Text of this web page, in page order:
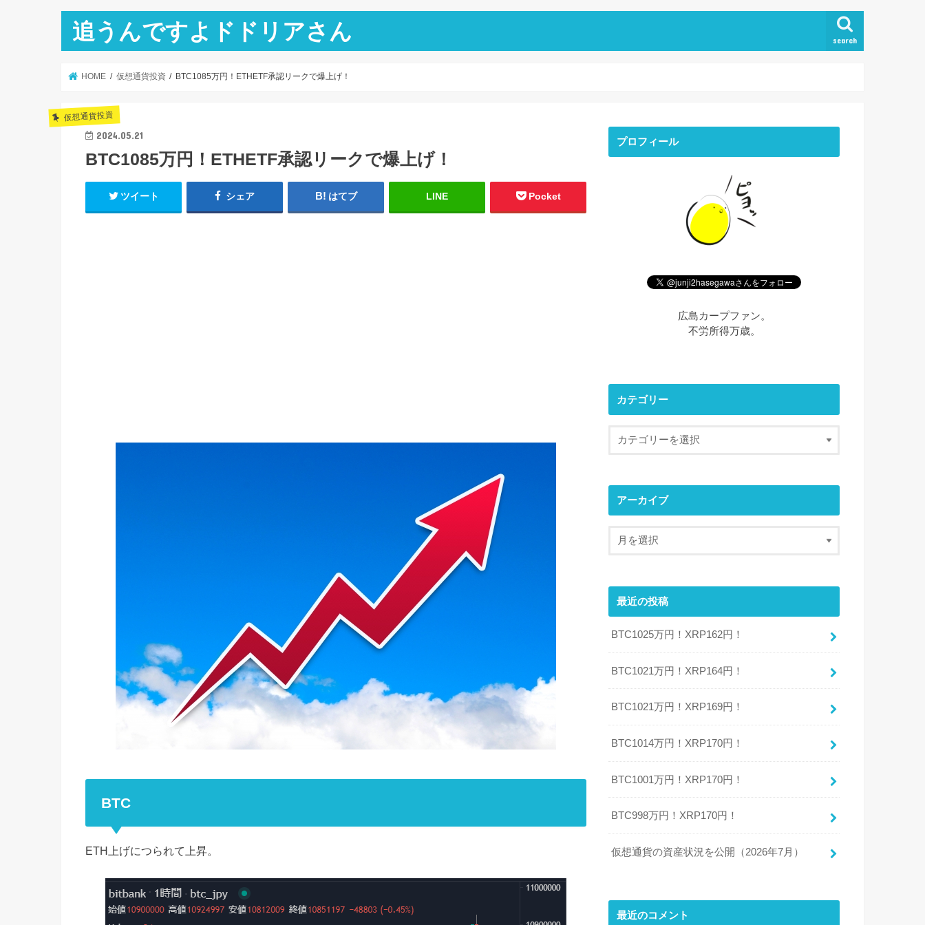
追うんですよドドリアさん search
HOME 仮想通貨投資 BTC1085万円！ETHETF承認リークで爆上げ！
仮想通貨投資
2024.05.21
BTC1085万円！ETHETF承認リークで爆上げ！
ツイート シェア はてブ LINE Pocket
BTC
ETH上げにつられて上昇。
プロフィール
広島カープファン。
不労所得万歳。
カテゴリー
アーカイブ
最近の投稿
BTC1025万円！XRP162円！
BTC1021万円！XRP164円！
BTC1021万円！XRP169円！
BTC1014万円！XRP170円！
BTC1001万円！XRP170円！
BTC998万円！XRP170円！
仮想通貨の資産状況を公開（2026年7月）
最近のコメント